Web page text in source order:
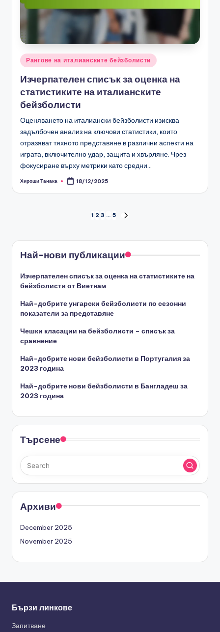
Posted
in
Рангове на италианските бейзболисти
Изчерпателен списък за оценка на
статистиките на италианските
бейзболисти
Оценяването на италиански бейзболисти изисква
задълбочен анализ на ключови статистики, които
отразяват тяхното представяне в различни аспекти на
играта, включително удар, защита и хвърляне. Чрез
фокусиране върху метрики като средни…
Posted
Хироши Танака 18/12/2025
pagination
1 2 3 … 5
Най-нови публикации
Изчерпателен списък за оценка на статистиките на
бейзболисти от Виетнам
Най-добрите унгарски бейзболисти по сезонни
показатели за представяне
Чешки класации на бейзболисти – списък за
сравнение
Най-добрите нови бейзболисти в Португалия за
2023 година
Най-добрите нови бейзболисти в Бангладеш за
2023 година
Търсене
Архиви
December 2025
November 2025
Бързи линкове
Запитване